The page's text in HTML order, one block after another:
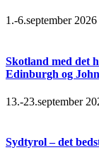
1.-6.september 2026
Skotland med det
Edinburgh og
13.-23.september
Sydtyrol – det